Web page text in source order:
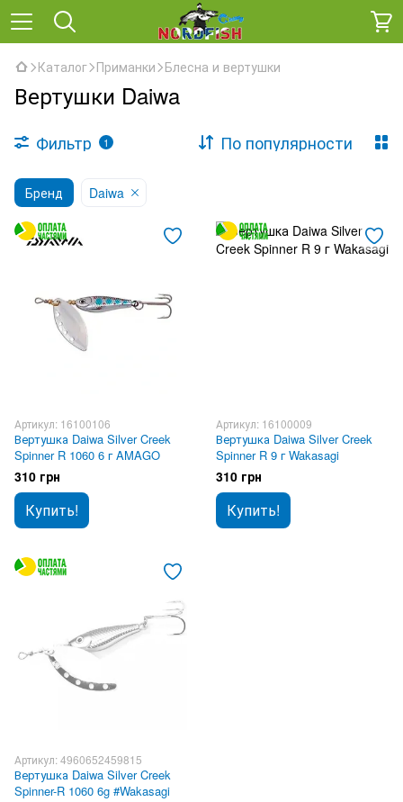
Каталог Приманки Блесна и вертушки
Вертушки Daiwa
Фильтр 1 По популярности
Бренд Daiwa
Артикул: 16100106
Вертушка Daiwa Silver Creek
Spinner R 1060 6 г AMAGO
310 грн
Купить!
Артикул: 16100009
Вертушка Daiwa Silver Creek
Spinner R 9 г Wakasagi
310 грн
Купить!
Артикул: 4960652459815
Вертушка Daiwa Silver Creek
Spinner-R 1060 6g #Wakasagi